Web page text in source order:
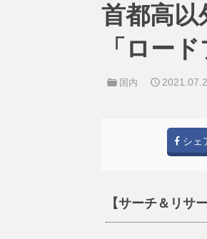
首都高以
「ロー
国内
シェ
【サーチ＆リサ